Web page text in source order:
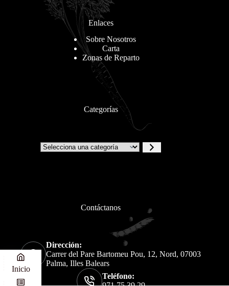
Enlaces
Sobre Nosotros
Carta
Zonas de Reparto
Categorías
Contáctanos
Dirección:
Carrer del Pare Bartomeu Pou, 12, Nord, 07003
Palma, Illes Balears
Teléfono:
Inicio